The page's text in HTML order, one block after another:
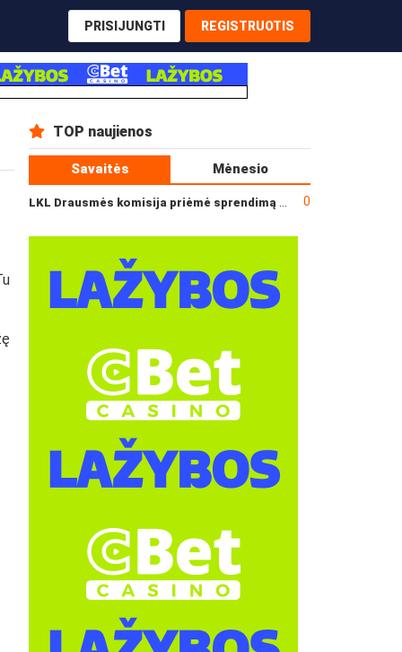
PRISIJUNGTI REGISTRUOTIS
TOP naujienos
Savaitės Mėnesio
0